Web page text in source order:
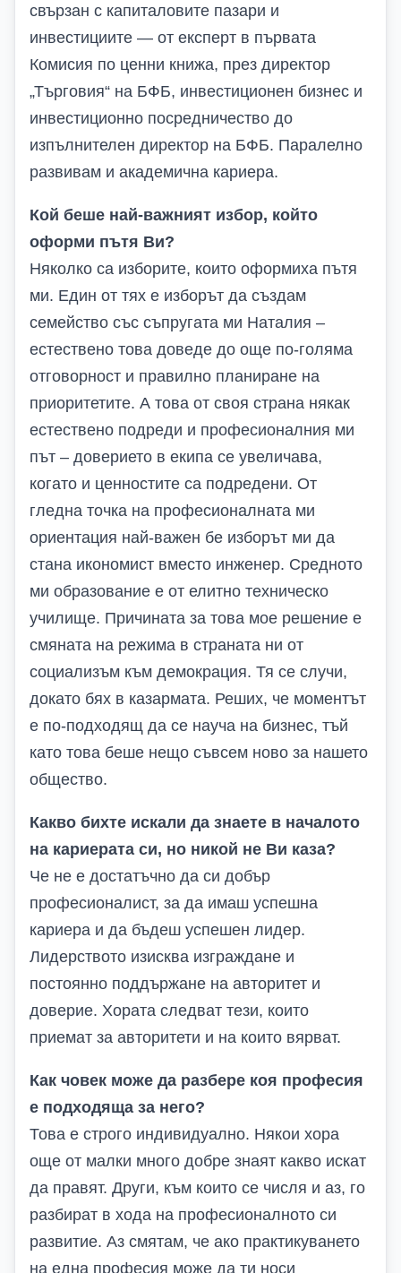
свързан с капиталовите пазари и
инвестициите — от експерт в първата
Комисия по ценни книжа, през директор
„Търговия“ на БФБ, инвестиционен бизнес и
инвестиционно посредничество до
изпълнителен директор на БФБ. Паралелно
развивам и академична кариера.
Кой беше най-важният избор, който
оформи пътя Ви?
Няколко са изборите, които оформиха пътя
ми. Един от тях е изборът да създам
семейство със съпругата ми Наталия –
естествено това доведе до още по-голяма
отговорност и правилно планиране на
приоритетите. А това от своя страна някак
естествено подреди и професионалния ми
път – доверието в екипа се увеличава,
когато и ценностите са подредени. От
гледна точка на професионалната ми
ориентация най-важен бе изборът ми да
стана икономист вместо инженер. Средното
ми образование е от елитно техническо
училище. Причината за това мое решение е
смяната на режима в страната ни от
социализъм към демокрация. Тя се случи,
докато бях в казармата. Реших, че моментът
е по-подходящ да се науча на бизнес, тъй
като това беше нещо съвсем ново за нашето
общество.
Какво бихте искали да знаете в началото
на кариерата си, но никой не Ви каза?
Че не е достатъчно да си добър
професионалист, за да имаш успешна
кариера и да бъдеш успешен лидер.
Лидерството изисква изграждане и
постоянно поддържане на авторитет и
доверие. Хората следват тези, които
приемат за авторитети и на които вярват.
Как човек може да разбере коя професия
е подходяща за него?
Това е строго индивидуално. Някои хора
още от малки много добре знаят какво искат
да правят. Други, към които се числя и аз, го
разбират в хода на професионалното си
развитие. Аз смятам, че ако практикуването
на една професия може да ти носи